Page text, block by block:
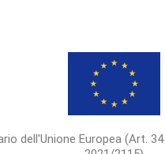
dell'Unione Europea (Art. 34